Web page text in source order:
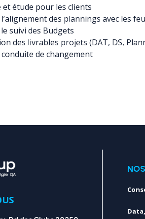
et étude pour les clients
des plannings avec les
suivi des Budgets
des livrables projets (DAT, DS,
de changement